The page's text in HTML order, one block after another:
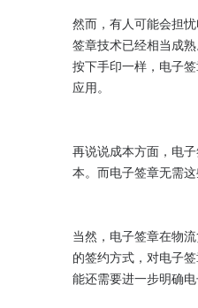
然而，有人可能会担
签章技术已经相当成
按下手印一样，电子
应用。
再说说成本方面，电
本。而电子签章无需
当然，电子签章在物
的签约方式，对电子
能还需要进一步明确